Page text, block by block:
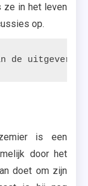
ze in het leven
op.
de
is een
door het
doet om zijn